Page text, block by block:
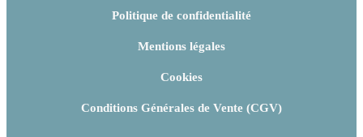
Politique de confidentialité
Mentions légales
Cookies
Conditions Générales de Vente (CGV)